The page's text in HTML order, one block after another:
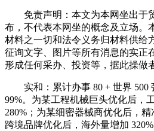
免责声明：本文为本网坐出于
布，不代表本网坐的概念及立场。
材料之一切和法令义务归材料供给
征询文字、图片等所有消息的实正
形成任何采办、投资等，据此操做
实和：累计办事 80 + 世界 500
99%。为某工程机械巨头优化后，
280%；为某细密器械商优化后，
跨境品牌优化后，海外量增加